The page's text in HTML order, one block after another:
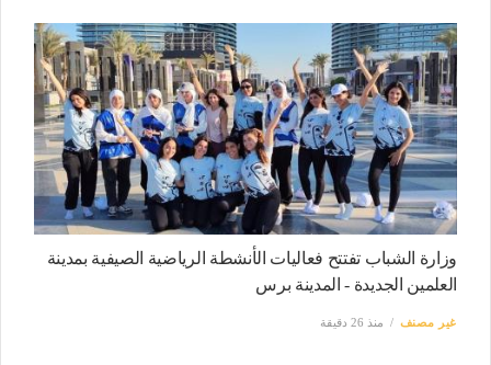
وزارة الشباب تفتتح فعاليات الأنشطة الرياضية الصيفية بمدينة
العلمين الجديدة - المدينة برس
غير مصنف منذ 26 دقيقة